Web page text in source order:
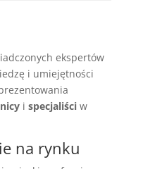
ekspertów
i umiejętności
i specjaliściw
na rynku